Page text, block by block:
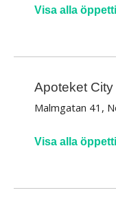
Visa alla
Apoteket City
Malmgatan 41,
Visa alla